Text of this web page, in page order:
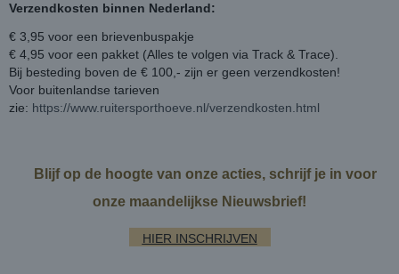
Verzendkosten binnen Nederland:
€ 3,95 voor een brievenbuspakje
€ 4,95 voor een pakket (Alles te volgen via Track & Trace).
Bij besteding boven de € 100,- zijn er geen verzendkosten!
Voor buitenlandse tarieven
zie: https://www.ruitersporthoeve.nl/verzendkosten.html
Blijf op de hoogte van onze acties, schrijf je in voor
onze maandelijkse Nieuwsbrief!
HIER INSCHRIJVEN